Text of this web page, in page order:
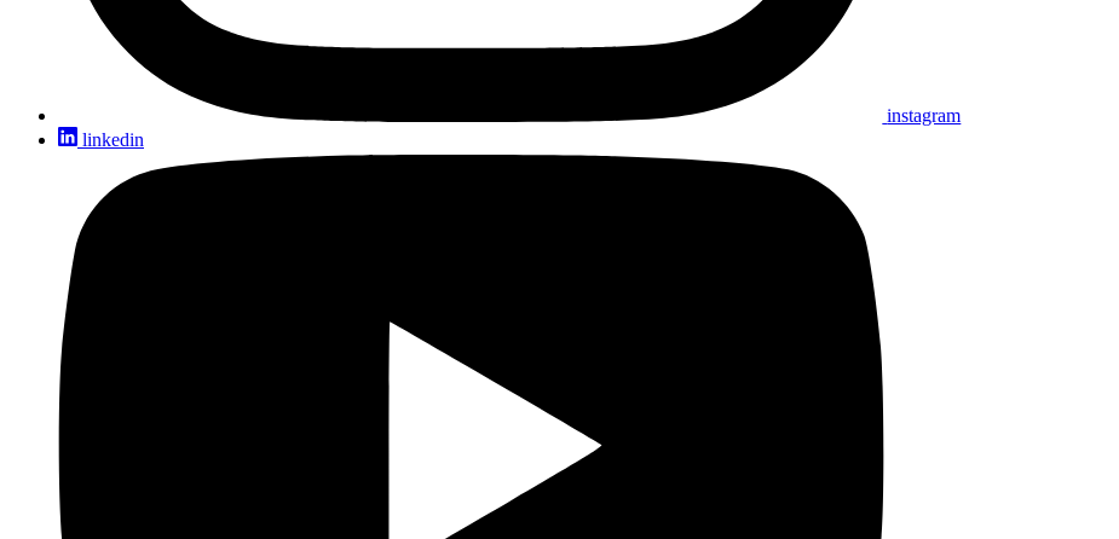
instagram
linkedin